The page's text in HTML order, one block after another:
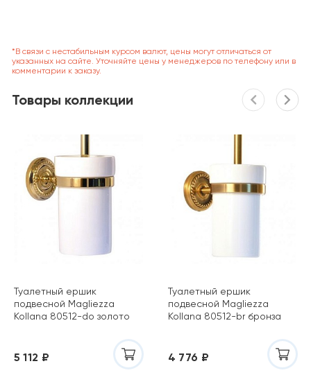
*В связи с нестабильным курсом валют, цены могут отличаться от
указанных на сайте. Уточняйте цены у менеджеров по телефону или в
комментарии к заказу.
Товары коллекции
Туалетный ершик
подвесной Magliezza
Kollana 80512-do золото
5 112 ₽
Туалетный ершик
подвесной Magliezza
Kollana 80512-br бронза
4 776 ₽